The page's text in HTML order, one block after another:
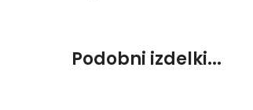
Podobni izdelki...